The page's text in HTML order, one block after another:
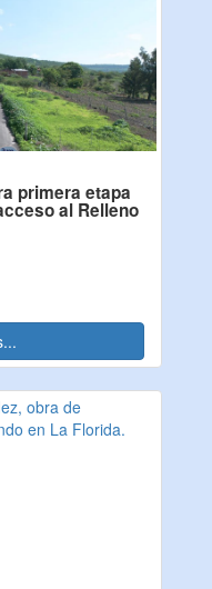
primera etapa
al Relleno